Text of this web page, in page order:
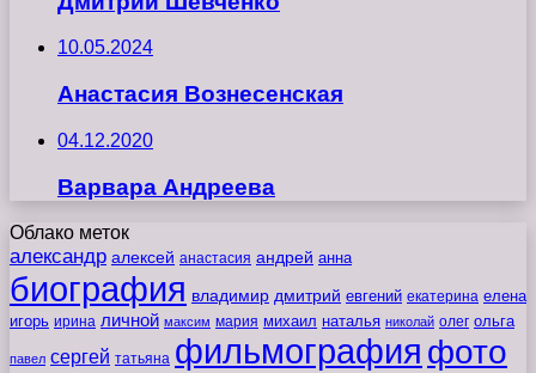
10.05.2024
Анастасия Вознесенская
04.12.2020
Варвара Андреева
Облако меток
александр алексей анастасия андрей анна
биография владимир дмитрий евгений екатерина елена
игорь ирина личной максим мария михаил наталья николай олег ольга
павел сергей татьяна фильмография фото